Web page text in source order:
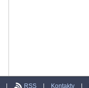
| RSS | Kontakty |